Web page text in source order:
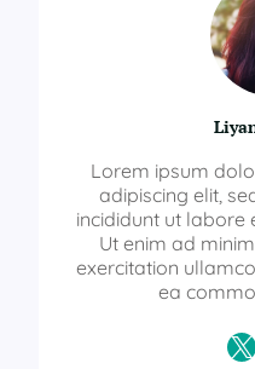
Lorem ipsum
adipiscing elit,
incididunt ut labore
Ut enim ad
exercitation
ea
X